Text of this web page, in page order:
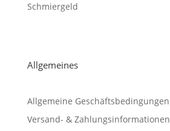
Schmiergeld
Allgemeines
Allgemeine Geschäftsbedingungen
Versand- & Zahlungsinformationen